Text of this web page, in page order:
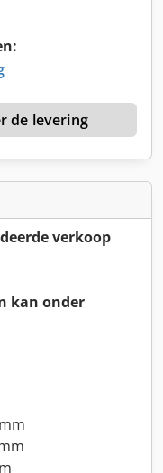
de levering
verkoop
kan onder